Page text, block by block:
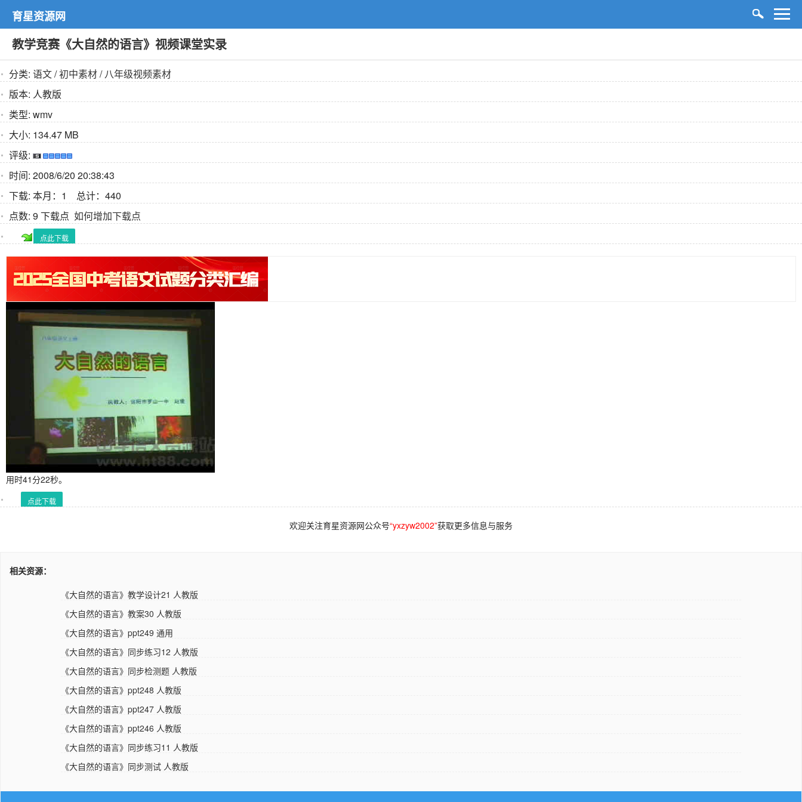
育星资源网
教学竞赛《大自然的语言》视频课堂实录
分类: 语文/初中素材/八年级视频素材
版本: 人教版
类型: wmv
大小: 134.47 MB
评级:
时间: 2008/6/20 20:38:43
下载: 本月：1 总计：440
点数: 9 下载点 如何增加下载点
点此下载
用时41分22秒。
点此下载
欢迎关注育星资源网公众号“yxzyw2002”获取更多信息与服务
相关资源：
《大自然的语言》教学设计21 人教版
《大自然的语言》教案30 人教版
《大自然的语言》ppt249 通用
《大自然的语言》同步练习12 人教版
《大自然的语言》同步检测题 人教版
《大自然的语言》ppt248 人教版
《大自然的语言》ppt247 人教版
《大自然的语言》ppt246 人教版
《大自然的语言》同步练习11 人教版
《大自然的语言》同步测试 人教版